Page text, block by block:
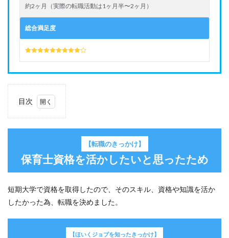
約2ヶ月（実際の転職活動は1ヶ月半〜2ヶ月）
総合満足度
目次
け】
格を
活か
した
【転職のきっかけ】
保育士資格を活かしたいと思ったため
短期大学で資格を取得したので、そのスキル、資格や知識を活か
したかった為、転職を決めました。
【ほいくジョブを知ったきっかけ】